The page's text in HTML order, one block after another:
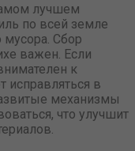
лучшем
по всей земле
мусора. Сбор
важен. Если
к
исправляться в
механизмы
что улучшит